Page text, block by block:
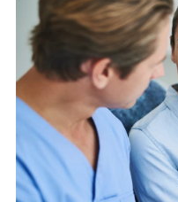
mejorar la higiene
controlar estas
dentales contamos con
y aseguramos
Baiona de calidad.